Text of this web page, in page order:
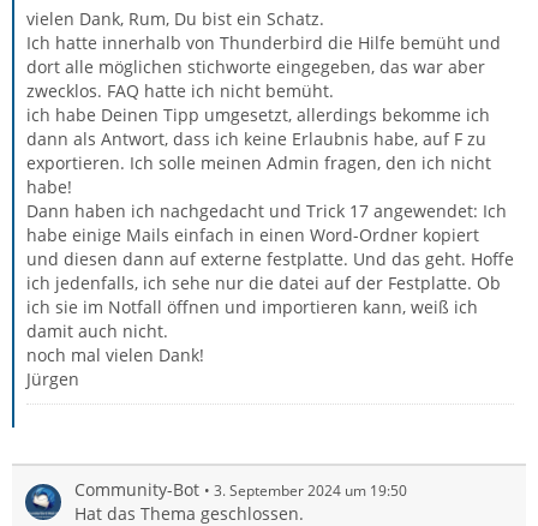
vielen Dank, Rum, Du bist ein Schatz.
Ich hatte innerhalb von Thunderbird die Hilfe bemüht und
dort alle möglichen stichworte eingegeben, das war aber
zwecklos. FAQ hatte ich nicht bemüht.
ich habe Deinen Tipp umgesetzt, allerdings bekomme ich
dann als Antwort, dass ich keine Erlaubnis habe, auf F zu
exportieren. Ich solle meinen Admin fragen, den ich nicht
habe!
Dann haben ich nachgedacht und Trick 17 angewendet: Ich
habe einige Mails einfach in einen Word-Ordner kopiert
und diesen dann auf externe festplatte. Und das geht. Hoffe
ich jedenfalls, ich sehe nur die datei auf der Festplatte. Ob
ich sie im Notfall öffnen und importieren kann, weiß ich
damit auch nicht.
noch mal vielen Dank!
Jürgen
Community-Bot 3. September 2024 um 19:50
Hat das Thema geschlossen.